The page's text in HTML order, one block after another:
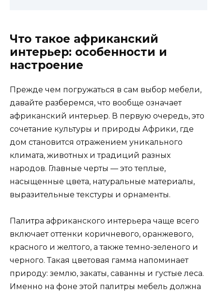
Что такое африканский
интерьер: особенности и
настроение
Прежде чем погружаться в сам выбор мебели,
давайте разберемся, что вообще означает
африканский интерьер. В первую очередь, это
сочетание культуры и природы Африки, где
дом становится отражением уникального
климата, животных и традиций разных
народов. Главные черты — это теплые,
насыщенные цвета, натуральные материалы,
выразительные текстуры и орнаменты.
Палитра африканского интерьера чаще всего
включает оттенки коричневого, оранжевого,
красного и желтого, а также темно-зеленого и
черного. Такая цветовая гамма напоминает
природу: землю, закаты, саванны и густые леса.
Именно на фоне этой палитры мебель должна